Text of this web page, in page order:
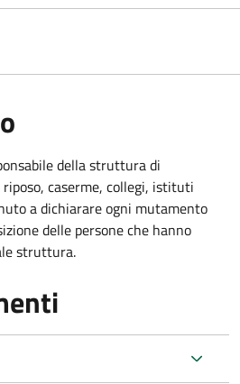
della struttura di
caserme, collegi, istituti
a dichiarare ogni mutamento
delle persone che hanno
struttura.